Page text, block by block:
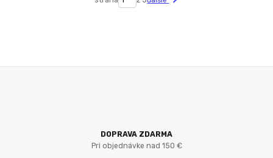
DOPRAVA ZDARMA
Pri objednávke nad 150 €